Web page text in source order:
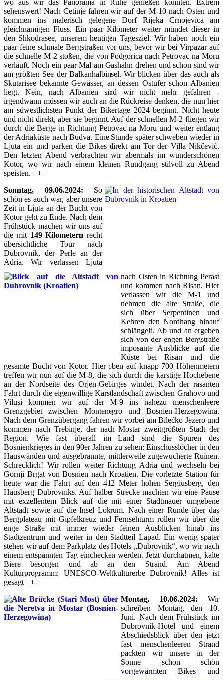
wo aus wir das Panorama in Ruhe genießen konnten. Extrem
sehenswert! Nach Cetinje fahren wir auf der M-10 nach Osten und
kommen ins malerisch gelegene Dorf Rijeka Crnojevica am
gleichnamigen Fluss. Ein paar Kilometer weiter mündet dieser in
den Shkodrasee, unserem heutigen Tagesziel. Wir haben noch ein
paar feine schmale Bergstraßen vor uns, bevor wir bei Virpazar auf
die schnelle M-2 stoßen, die von Podgorica nach Petrovac na Moru
verläuft. Noch ein paar Mal am Gashahn drehen und schon sind wir
am größten See der Balkanhalbinsel. Wir blicken über das auch als
Skutarisee bekannte Gewässer, an dessen Ostufer schon Albanien
liegt. Nein, nach Albanien sind wir nicht mehr gefahren -
irgendwann müssen wir auch an die Rückreise denken, die nun hier
am süwestlichsten Punkt der Bikertage 2024 beginnt. Nicht heute
und nicht direkt, aber sie beginnt. Auf der schnellen M-2 fliegen wir
durch die Berge in Richtung Petrovac na Moru und weiter entlang
der Adriaküste nach Budva. Eine Stunde später schweben wieder in
Ljuta ein und parken die Bikes direkt am Tor der Villa Nikčević.
Den letzten Abend verbrachten wir abermals im wunderschönen
Kotor, wo wir nach einem kleinen Rundgang stilvoll zu Abend
speisten. +++
Sonntag, 09.06.2024: So
schön es auch war, aber unsere
Zeit in Ljuta an der Bucht von
Kotor geht zu Ende. Nach dem
Frühstück machen wir uns auf
die mit 149 Kilometern recht
übersichtliche Tour nach
Dubrovnik, der Perle an der
Adria. Wir verlassen Ljuta
nach Osten in Richtung Perast
und kommen nach Risan. Hier
verlassen wir die M-1 und
nehmen die alte Straße, die
sich über Serpentinen und
Kehren den Nordhang hinauf
schlängelt. Ab und an ergeben
sich von der engen Bergstraße
imposante Ausblicke auf die
Küste bei Risan und die
gesamte Bucht von Kotor. Hier oben auf knapp 700 Höhenmetern
treffen wir nun auf die M-8, die sich durch die karstige Hochebene
an der Nordseite des Orjen-Gebirges windet. Nach der rasanten
Fahrt durch die eigenwillige Karstlandschaft zwischen Grahovo und
Vilusi kommen wir auf der M-9 ins nahezu menschenleere
Grenzgebiet zwischen Montenegro und Bosnien-Herzegowina.
Nach dem Grenzübergang fahren wir vorbei am Bilećko Jezero und
kommen nach Trebinje, der nach Mostar zweitgrößten Stadt der
Region. Wie fast überall im Land sind die Spuren des
Bosnienkrieges in den 90er Jahren zu sehen: Einschusslöcher in den
Hauswänden und ausgebrannte, mittlerweile zugewucherte Ruinen.
Schrecklich! Wir rollen weiter Richtung Adria und wechseln bei
Gornji Brgat von Bosnien nach Kroatien. Die vorletzte Station für
heute war die Fahrt auf den 412 Meter hohen Sergiusberg, den
Hausberg Dubrovniks. Auf halber Strecke machten wir eine Pause
mit exzellentem Blick auf die mit einer Stadtmauer umgebene
Altstadt sowie auf die Insel Lokrum. Nach einer Runde über das
Bergplateau mit Gipfelkreuz und Fernsehturm rollen wir über die
enge Straße mit immer wieder feinen Ausblicken hinab ins
Stadtzentrum und weiter in den Stadtteil Lapad. Ein wenig später
stehen wir auf dem Parkplatz des Hotels „Dubrovnik“, wo wir nach
einem entspannten Tag einchecken werden. Jetzt durchatmen, kalte
Biere besorgen und ab an den Strand. Am Abend
Kulturprogramm: UNESCO-Weltkulturerbe Dubrovnik! Alles ist
gesagt +++
Montag, 10.06.2024: Wir
schreiben Montag, den 10.
Juni. Nach dem Frühstück im
Dubrovnik-Hotel und einem
Abschiedsblick über den jetzt
fast menschenleeren Strand
packten wir unsere in der
Sonne schon schön
vorgewärmten Bikes und